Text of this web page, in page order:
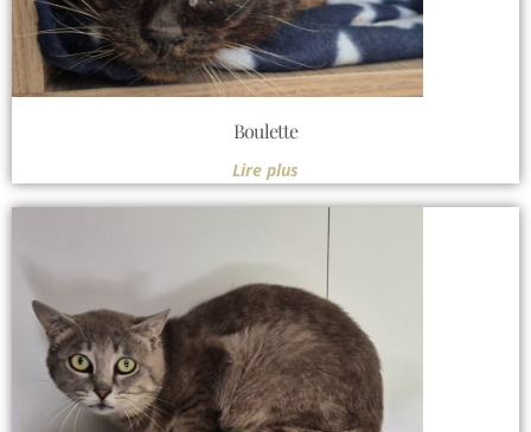
Boulette
Lire plus